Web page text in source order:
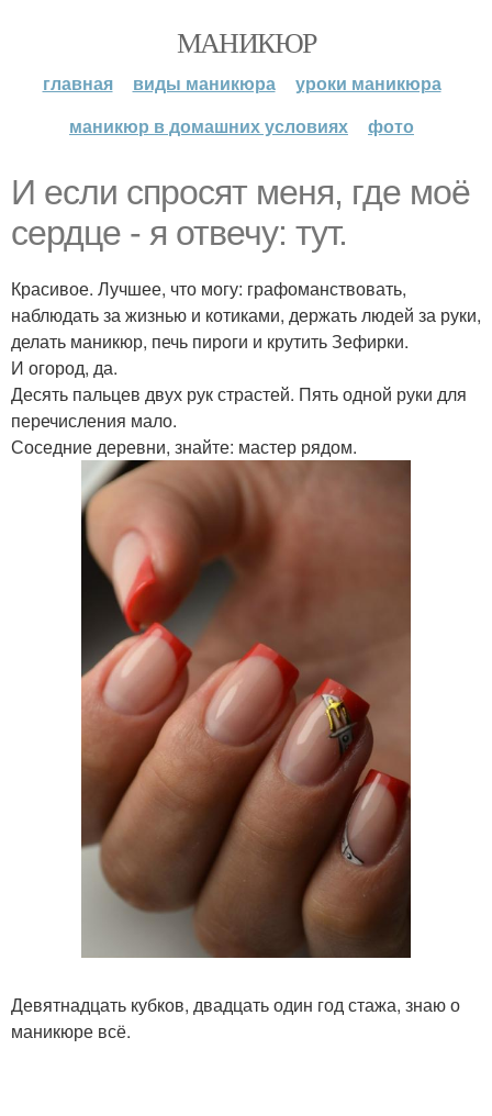
МАНИКЮР
главная виды маникюра
уроки маникюра
маникюр в домашних условиях
фото
И если спросят меня, где моё
сердце - я отвечу: тут.
Красивое. Лучшее, что могу: графоманствовать,
наблюдать за жизнью и котиками, держать людей за руки,
делать маникюр, печь пироги и крутить Зефирки.
И огород, да.
Десять пальцев двух рук страстей. Пять одной руки для
перечисления мало.
Соседние деревни, знайте: мастер рядом.
Девятнадцать кубков, двадцать один год стажа, знаю о
маникюре всё.